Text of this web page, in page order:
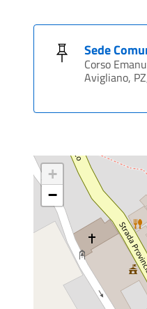
Sede
Corso
Avigliano,
+
−